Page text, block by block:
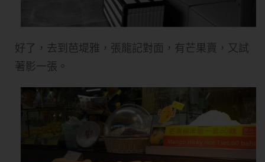
好了，去到芭堤雅，張龍記對面，有芒果賣，又試
著影一張。